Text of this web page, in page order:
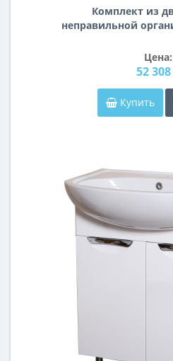
Комплект из
неправильной
Цена:
52
Купить